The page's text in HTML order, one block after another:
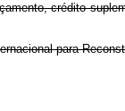
crédito
para